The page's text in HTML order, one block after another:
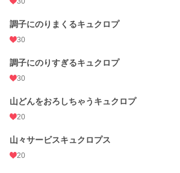
調子にのりまくるキュクロプ
30
調子にのりすぎるキュクロプ
30
山どんをおろしちゃうキュクロプ
20
山々サービスキュクロプス
20